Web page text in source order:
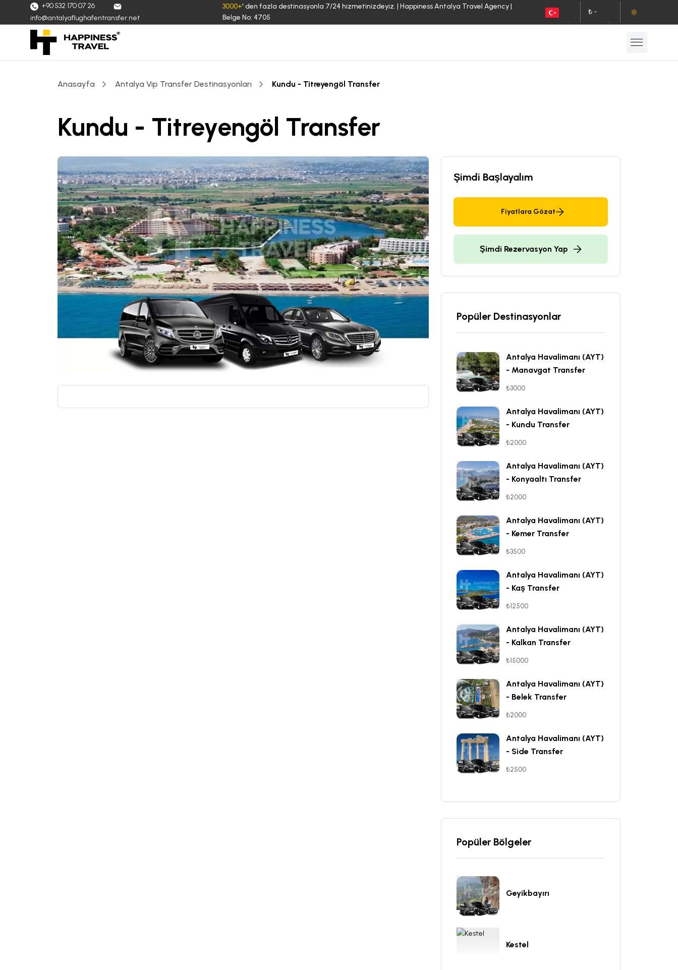
+90 532 170 07 26
info@antalyaflughafentransfer.net
3000+' den fazla destinasyonla 7/24 hizmetinizdeyiz. | Happiness Antalya Travel Agency |
Belge No: 4705
₺ -
Anasayfa Antalya Vip Transfer Destinasyonları Kundu - Titreyengöl Transfer
Kundu - Titreyengöl Transfer
Şimdi Başlayalım
Fiyatlara Gözat
Şimdi Rezervasyon Yap
Popüler Destinasyonlar
Antalya Havalimanı (AYT)
- Manavgat Transfer
₺3000
Antalya Havalimanı (AYT)
- Kundu Transfer
₺2000
Antalya Havalimanı (AYT)
- Konyaaltı Transfer
₺2000
Antalya Havalimanı (AYT)
- Kemer Transfer
₺3500
Antalya Havalimanı (AYT)
- Kaş Transfer
₺12500
Antalya Havalimanı (AYT)
- Kalkan Transfer
₺15000
Antalya Havalimanı (AYT)
- Belek Transfer
₺2000
Antalya Havalimanı (AYT)
- Side Transfer
₺2500
Popüler Bölgeler
Geyikbayırı
Kestel